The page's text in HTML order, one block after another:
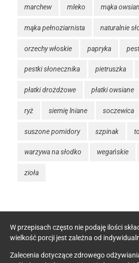
marchew mleko mąka
mąka pełnoziarnista naturalnie
orzechy włoskie papryka
pestki słonecznika pietruszka
płatki drożdżowe płatki owsiane
ryż siemię lniane soczewica
suszone pomidory szpinak
warzywa na słodko wegańskie
zioła
W przepisach często nie podaję ilości
wielkość porcji jest zależna od
Zalecenia dotyczące zdrowego